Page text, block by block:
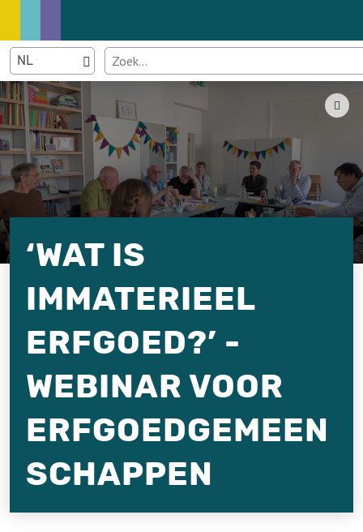
‘WAT IS
IMMATERIEEL
ERFGOED?’ -
WEBINAR VOOR
ERFGOEDGEMEEN
SCHAPPEN